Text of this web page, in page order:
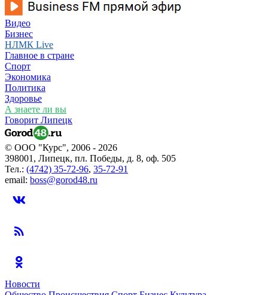
Видео
Бизнес
НЛМК Live
Главное в стране
Спорт
Экономика
Политика
Здоровье
А знаете ли вы
Говорит Липецк
© ООО "Курс", 2006 - 2026
398001, Липецк, пл. Победы, д. 8, оф. 505
Тел.: (4742) 35-72-96, 35-72-91
email: boss@gorod48.ru
Новости